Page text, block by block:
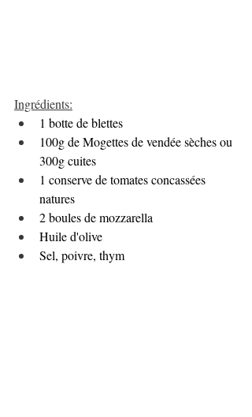
Ingrédients:
1 botte de blettes
100g de Mogettes de vendée sèches ou
300g cuites
1 conserve de tomates concassées
natures
2 boules de mozzarella
Huile d'olive
Sel, poivre, thym